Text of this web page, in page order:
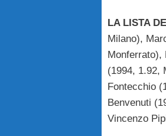
LA LISTA
Milano),
Monferrato),
(1994, 1.92,
Fontecchio
Benvenuti
Vincenzo